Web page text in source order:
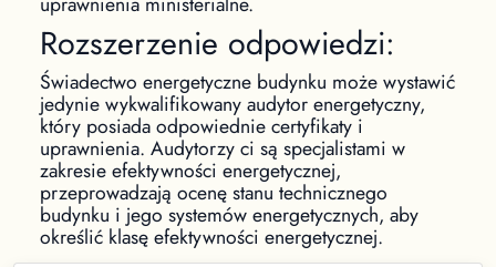
Rozszerzenie odpowiedzi:
Świadectwo energetyczne budynku może wystawić
jedynie wykwalifikowany audytor energetyczny,
który posiada odpowiednie certyfikaty i
uprawnienia. Audytorzy ci są specjalistami w
zakresie efektywności energetycznej,
przeprowadzają ocenę stanu technicznego
budynku i jego systemów energetycznych, aby
określić klasę efektywności energetycznej.